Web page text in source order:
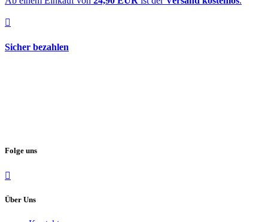
Sicher bezahlen
Folge uns
Über Uns